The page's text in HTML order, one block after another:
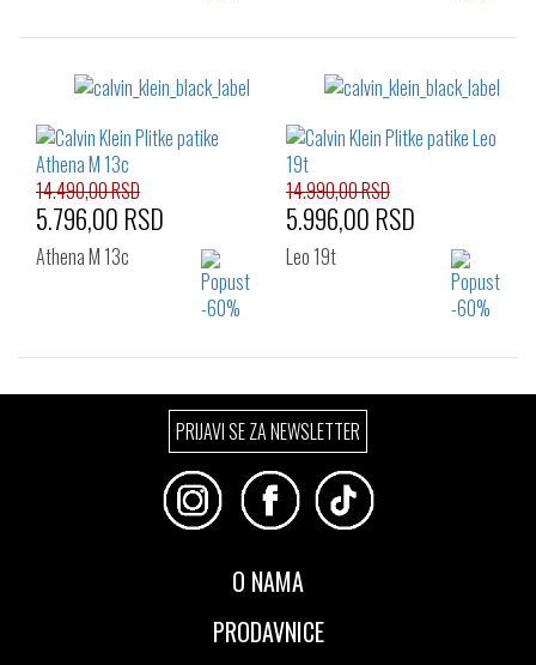
Izaberi željeni broj:
44
45 46
Izaberi željeni broj:
Izaberi željeni broj:
42
45
14.490,00 RSD
5.796,00 RSD
Athena M 13c
Izaberi željeni broj:
43
14.990,00 RSD
5.996,00 RSD
Leo 19t
PRIJAVI SE ZA NEWSLETTER
O NAMA
PRODAVNICE